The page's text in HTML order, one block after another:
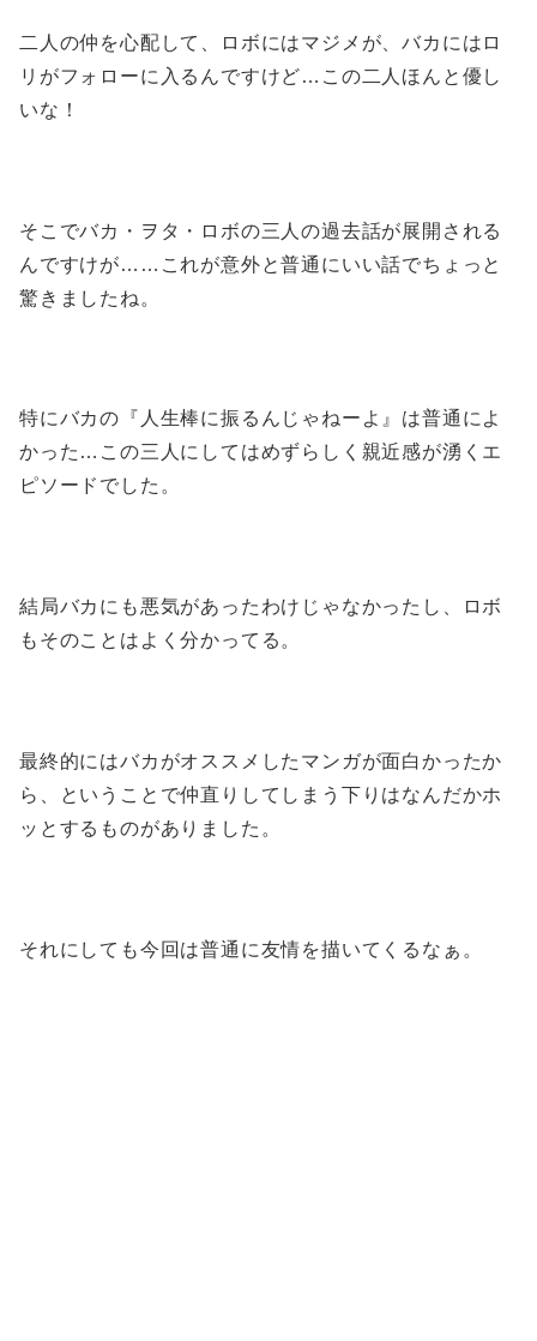
二人の仲を心配して、ロボにはマジメが、バカにはロ
リがフォローに入るんですけど…この二人ほんと優し
いな！
そこでバカ・ヲタ・ロボの三人の過去話が展開される
んですけが……これが意外と普通にいい話でちょっと
驚きましたね。
特にバカの『人生棒に振るんじゃねーよ』は普通によ
かった…この三人にしてはめずらしく親近感が湧くエ
ピソードでした。
結局バカにも悪気があったわけじゃなかったし、ロボ
もそのことはよく分かってる。
最終的にはバカがオススメしたマンガが面白かったか
ら、ということで仲直りしてしまう下りはなんだかホ
ッとするものがありました。
それにしても今回は普通に友情を描いてくるなぁ。